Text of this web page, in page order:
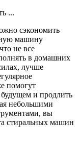
сэкономить
машину
не все
в домашних
лучше
помогут
и продлить
небольшими
вы
стиральных машин